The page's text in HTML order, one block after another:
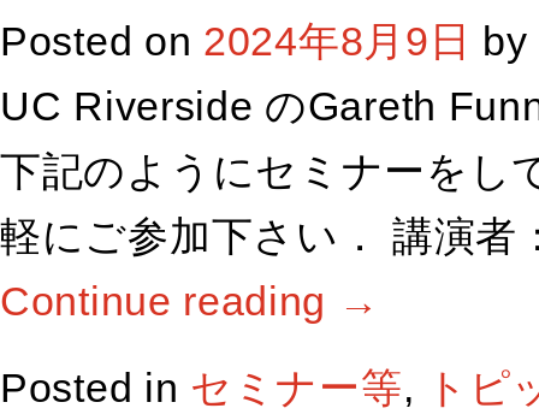
Posted on 2024年8月9日 by
UC Riverside のGareth
下記のようにセミナーをし
軽にご参加下さい． 講演
Continue reading →
Posted in セミナー等,
トピ